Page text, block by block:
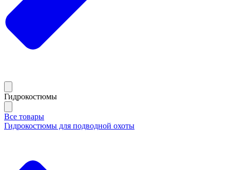
Гидрокостюмы
Все товары
Гидрокостюмы для подводной охоты